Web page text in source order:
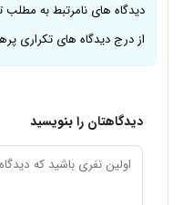
دیدگاه های نامرتبط به مطلب
از درج دیدگاه های تکراری
دیدگاهتان را بنویسید